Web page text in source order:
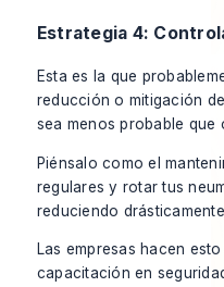
Estrategia 4:
Esta es la que
reducción o mitigación
sea menos probable
Piénsalo como el
regulares y rotar tus
reduciendo
Las empresas hacen
capacitación en